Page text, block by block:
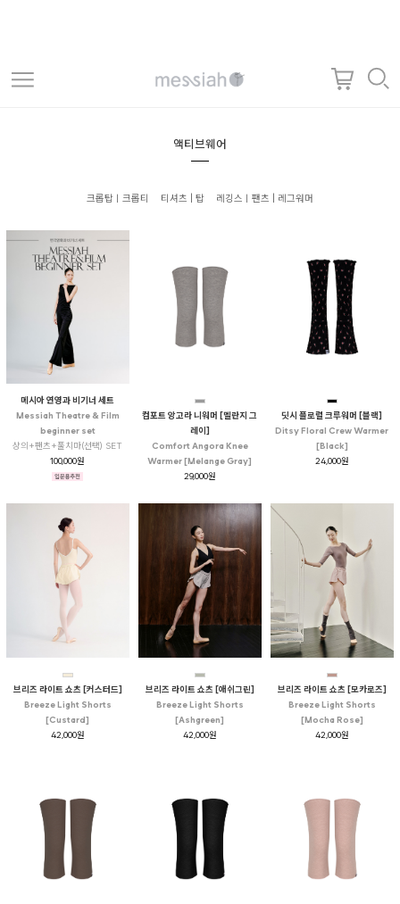
액티브웨어
크롭탑ㅣ크롭티 티셔츠 | 탑 레깅스ㅣ팬츠 | 레그워머
메시아 연영과 비기너 세트
Messiah Theatre & Film
beginner set
상의+팬츠+풀치마(선택) SET
100,000원
컴포트 앙고라 니워머 [멜란지 그
레이]
Comfort Angora Knee
Warmer [Melange Gray]
29,000원
딧시 플로럴 크루워머 [블랙]
Ditsy Floral Crew Warmer
[Black]
24,000원
브리즈 라이트 쇼츠 [커스터드]
Breeze Light Shorts
[Custard]
42,000원
브리즈 라이트 쇼츠 [애쉬그린]
Breeze Light Shorts
[Ashgreen]
42,000원
브리즈 라이트 쇼츠 [모카로즈]
Breeze Light Shorts
[Mocha Rose]
42,000원